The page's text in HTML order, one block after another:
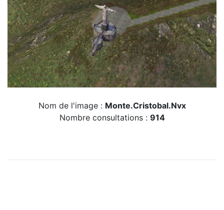
Nom de l'image : Monte.Cristobal.Nvx
Nombre consultations : 914